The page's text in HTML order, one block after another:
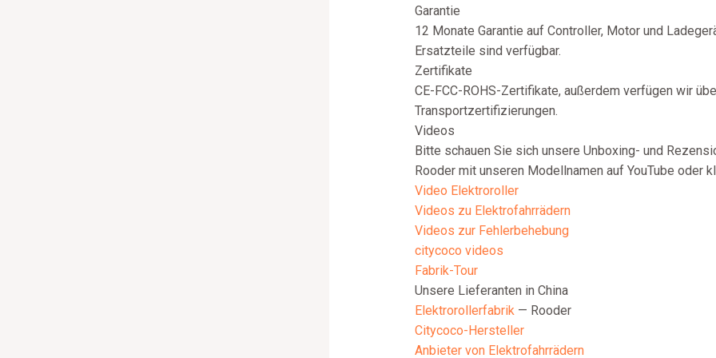
Garantie
12 Monate Garantie auf Controller, Motor und
Ersatzteile sind verfügbar.
Zertifikate
CE-FCC-ROHS-Zertifikate, außerdem verfügen wir
Transportzertifizierungen.
Videos
Bitte schauen Sie sich unsere Unboxing- und
Rooder mit unseren Modellnamen auf YouTube oder
Video Elektroroller
Videos zu Elektrofahrrädern
Videos zur Fehlerbehebung
citycoco videos
Fabrik-Tour
Unsere Lieferanten in China
Elektrorollerfabrik— Rooder
Citycoco-Hersteller
Anbieter von Elektrofahrrädern